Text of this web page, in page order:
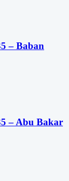
– Baban
– Abu Bakar